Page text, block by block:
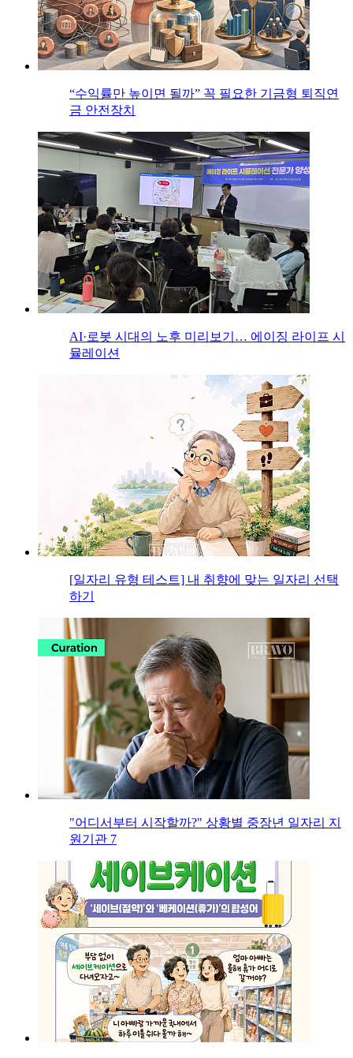
“수익률만 높이면 될까” 꼭 필요한 기금형 퇴직연
금 안전장치
AI·로봇 시대의 노후 미리보기… 에이징 라이프 시
뮬레이션
[일자리 유형 테스트] 내 취향에 맞는 일자리 선택
하기
"어디서부터 시작할까?" 상황별 중장년 일자리 지
원기관 7